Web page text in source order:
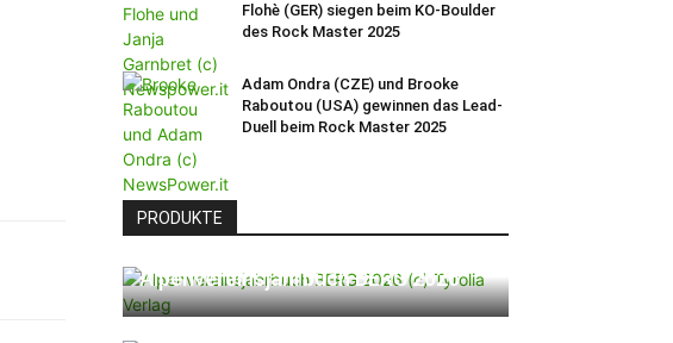
Flohè (GER) siegen beim KO-Boulder
des Rock Master 2025
Adam Ondra (CZE) und Brooke
Raboutou (USA) gewinnen das Lead-
Duell beim Rock Master 2025
PRODUKTE
Alpenvereinsjahrbuch BERG 2026